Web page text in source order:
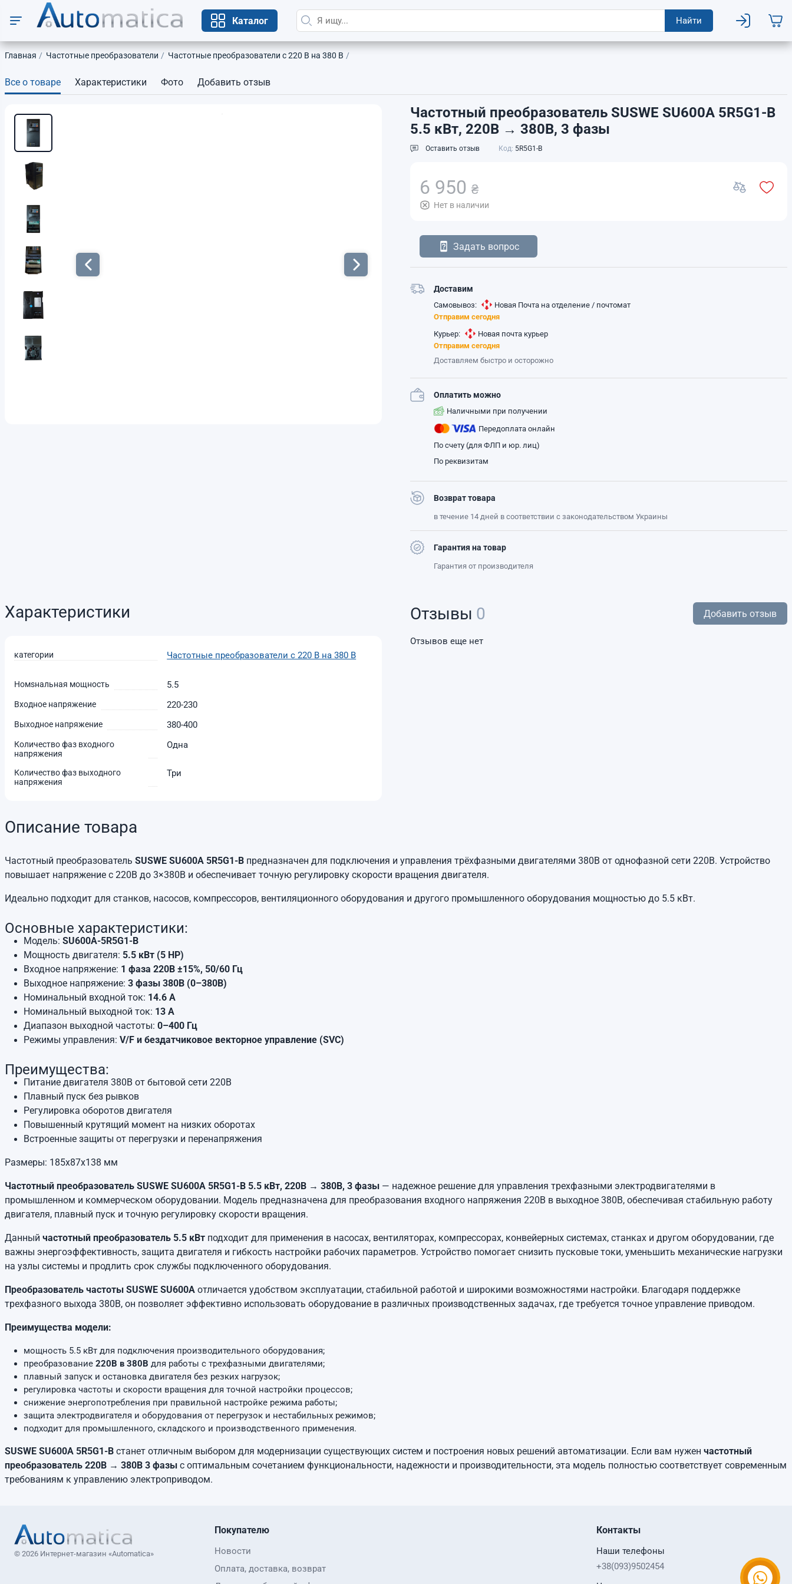
Каталог Найти
Главная Частотные преобразователи Частотные преобразователи с 220 В на 380 В
Все о товаре Характеристики Фото Добавить отзыв
Частотный преобразователь SUSWE SU600A 5R5G1-B
5.5 кВт, 220В → 380В, 3 фазы
Оставить отзыв Код: 5R5G1-B
6 950 ₴
Нет в наличии
Задать вопрос
Доставим
Самовывоз:
Новая Почта на отделение / почтомат
Отправим сегодня
Курьер:
Новая почта курьер
Отправим сегодня
Доставляем быстро и осторожно
Оплатить можно
Наличными при получении
Передоплата онлайн
По счету (для ФЛП и юр. лиц)
По реквизитам
Возврат товара
в течение 14 дней в соответствии с законодательством Украины
Гарантия на товар
Гарантия от производителя
Характеристики
категории Частотные преобразователи с 220 В на 380 В
Номsнальная мощность 5.5
Входное напряжение 220-230
Выходное напряжение 380-400
Количество фаз входного
напряжения
Одна
Количество фаз выходного
напряжения
Три
Отзывы 0 Добавить отзыв
Отзывов еще нет
Описание товара
Частотный преобразователь SUSWE SU600A 5R5G1-B предназначен для подключения и управления трёхфазными двигателями 380В от однофазной сети 220В. Устройство
повышает напряжение с 220В до 3×380В и обеспечивает точную регулировку скорости вращения двигателя.
Идеально подходит для станков, насосов, компрессоров, вентиляционного оборудования и другого промышленного оборудования мощностью до 5.5 кВт.
Основные характеристики:
Модель: SU600A-5R5G1-B
Мощность двигателя: 5.5 кВт (5 HP)
Входное напряжение: 1 фаза 220В ±15%, 50/60 Гц
Выходное напряжение: 3 фазы 380В (0–380В)
Номинальный входной ток: 14.6 А
Номинальный выходной ток: 13 А
Диапазон выходной частоты: 0–400 Гц
Режимы управления: V/F и бездатчиковое векторное управление (SVC)
Преимущества:
Питание двигателя 380В от бытовой сети 220В
Плавный пуск без рывков
Регулировка оборотов двигателя
Повышенный крутящий момент на низких оборотах
Встроенные защиты от перегрузки и перенапряжения
Размеры: 185х87х138 мм
Частотный преобразователь SUSWE SU600A 5R5G1-B 5.5 кВт, 220В → 380В, 3 фазы — надежное решение для управления трехфазными электродвигателями в
промышленном и коммерческом оборудовании. Модель предназначена для преобразования входного напряжения 220В в выходное 380В, обеспечивая стабильную работу
двигателя, плавный пуск и точную регулировку скорости вращения.
Данный частотный преобразователь 5.5 кВт подходит для применения в насосах, вентиляторах, компрессорах, конвейерных системах, станках и другом оборудовании, где
важны энергоэффективность, защита двигателя и гибкость настройки рабочих параметров. Устройство помогает снизить пусковые токи, уменьшить механические нагрузки
на узлы системы и продлить срок службы подключенного оборудования.
Преобразователь частоты SUSWE SU600A отличается удобством эксплуатации, стабильной работой и широкими возможностями настройки. Благодаря поддержке
трехфазного выхода 380В, он позволяет эффективно использовать оборудование в различных производственных задачах, где требуется точное управление приводом.
Преимущества модели:
мощность 5.5 кВт для подключения производительного оборудования;
преобразование 220В в 380В для работы с трехфазными двигателями;
плавный запуск и остановка двигателя без резких нагрузок;
регулировка частоты и скорости вращения для точной настройки процессов;
снижение энергопотребления при правильной настройке режима работы;
защита электродвигателя и оборудования от перегрузок и нестабильных режимов;
подходит для промышленного, складского и производственного применения.
SUSWE SU600A 5R5G1-B станет отличным выбором для модернизации существующих систем и построения новых решений автоматизации. Если вам нужен частотный
преобразователь 220В → 380В 3 фазы с оптимальным сочетанием функциональности, надежности и производительности, эта модель полностью соответствует современным
требованиям к управлению электроприводом.
Покупателю
Новости
Оплата, доставка, возврат
Контакты
Наши телефоны
+38(093)9502454
© 2026 Интернет-магазин «Automatica»